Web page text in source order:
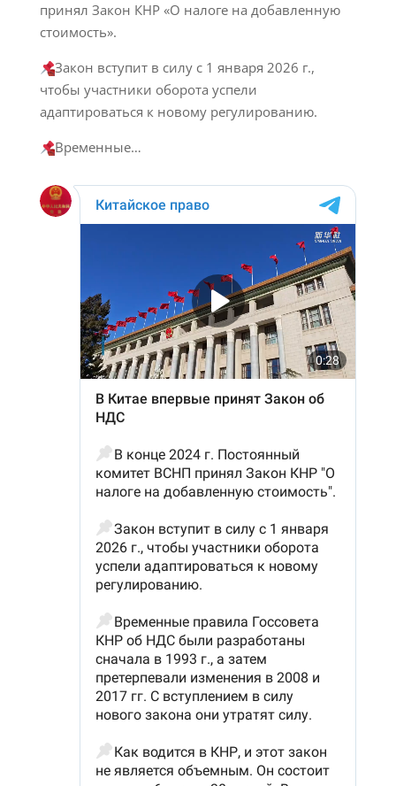
принял Закон КНР «О налоге на добавленную
стоимость».
Закон вступит в силу с 1 января 2026 г.,
чтобы участники оборота успели
адаптироваться к новому регулированию.
Временные…